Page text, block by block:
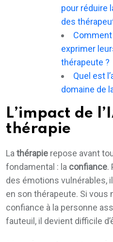
pour réduire
des
exprimer
thérapeute ?
Quel est
domaine de
L’impact de
thérapie
La thérapie repose avant
fondamental : la confiance.
des émotions vulnérables,
en son thérapeute. Si vous
confiance à la personne
fauteuil, il devient difficile